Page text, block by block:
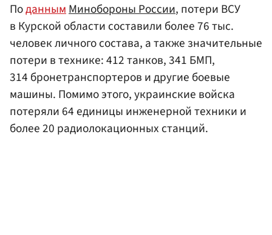
ПоданнымМинобороны России, потери ВСУ
в Курской области составили более 76 тыс.
человек личного состава, а также значительные
потери в технике: 412 танков, 341 БМП,
314 бронетранспортеров и другие боевые
машины. Помимо этого, украинские войска
потеряли 64 единицы инженерной техники и
более 20 радиолокационных станций.